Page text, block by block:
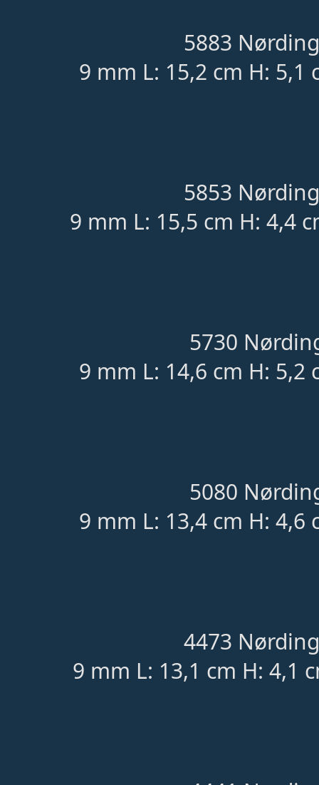
5883
9 mm L: 15,2 cm H: 5,1
5853
9 mm L: 15,5 cm H: 4,4
5730
9 mm L: 14,6 cm H: 5,2
5080
9 mm L: 13,4 cm H: 4,6
4473
9 mm L: 13,1 cm H: 4,1